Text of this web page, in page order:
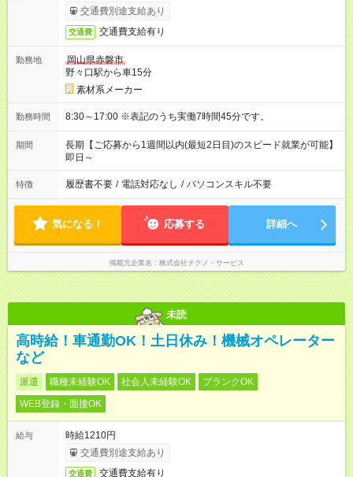
交通費別途支給あり
交通費 交通費支給有り
勤務地
岡山県赤磐市
野々口駅から車15分
素材系メーカー
勤務時間 8:30～17:00 ※表記のうち実働7時間45分です。
期間
長期【ご応募から1週間以内(最短2日目)のスピード就業が可能】
即日～
特徴 履歴書不要 / 電話対応なし / パソコンスキル不要
気になる！ 応募する 詳細へ
掲載元企業名 株式会社テクノ・サービス
未読
高時給！車通勤OK！土日休み！機械オペレーター
など
派遣 職種未経験OK 社会人未経験OK
ブランクOK
WEB登録・面接OK
給与
時給1210円
交通費別途支給あり
交通費 交通費支給有り